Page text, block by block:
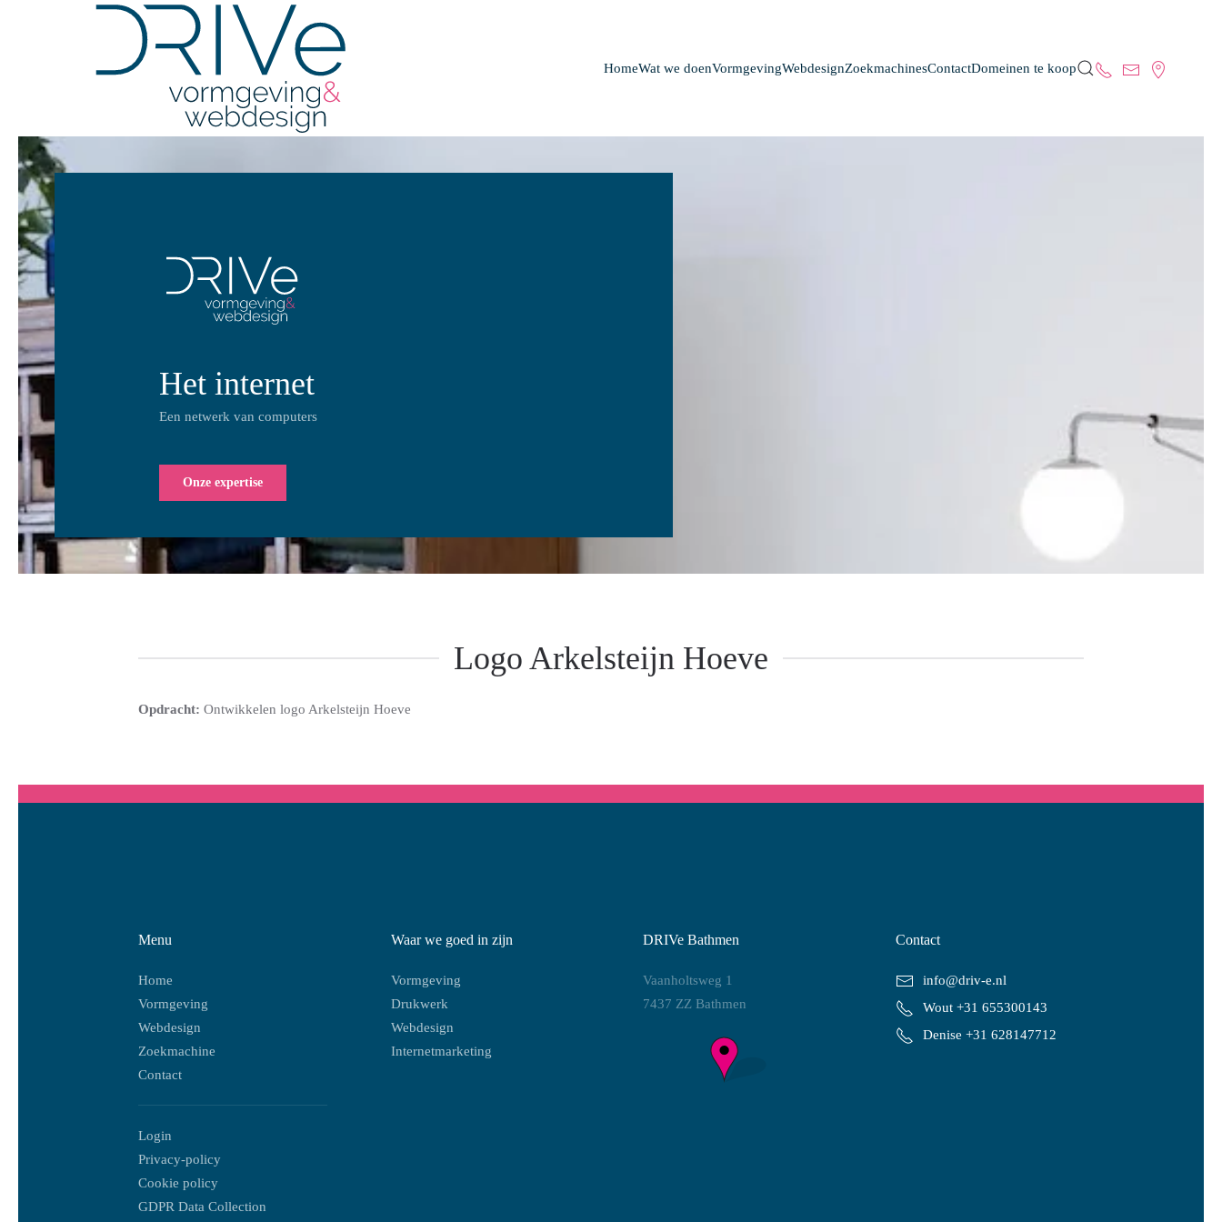
Overslaan en naar de inhoud gaan
HomeWat we doenVormgevingWebdesignZoekmachinesContactDomeinen te koop
Het internet
Een netwerk van computers
Onze expertise
Logo Arkelsteijn Hoeve
Opdracht: Ontwikkelen logo Arkelsteijn Hoeve
Menu
Home
Vormgeving
Webdesign
Zoekmachine
Contact
Login
Privacy-policy
Cookie policy
GDPR Data Collection
Waar we goed in zijn
Vormgeving
Drukwerk
Webdesign
Internetmarketing
DRIVe Bathmen
Vaanholtsweg 1
7437 ZZ Bathmen
Contact
info@driv-e.nl
Wout +31 655300143
Denise +31 628147712